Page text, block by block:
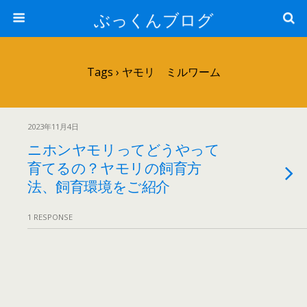
ぶっくんブログ
Tags › ヤモリ ミルワーム
2023年11月4日
ニホンヤモリってどうやって
育てるの？ヤモリの飼育方
法、飼育環境をご紹介
1 RESPONSE